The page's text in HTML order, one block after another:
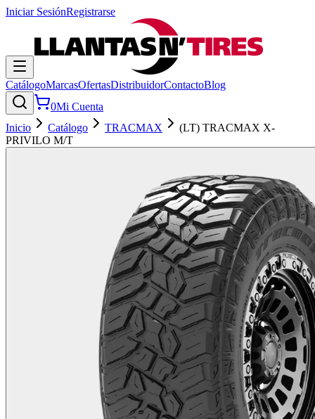
Iniciar SesiónRegistrarse
CatálogoMarcasOfertasDistribuidorContactoBlog
0Mi Cuenta
Inicio
Catálogo TRACMAX
(LT) TRACMAX X-
PRIVILO M/T